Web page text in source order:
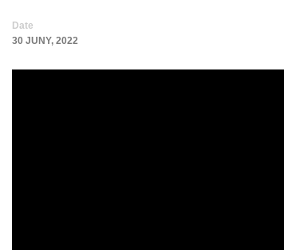
Date
30 JUNY, 2022